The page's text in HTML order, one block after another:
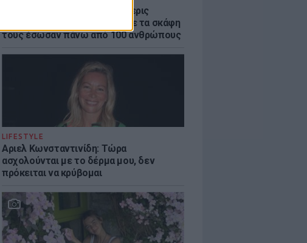
Φωτιά στο Ρέθυμνο: Οι τέσσερις
«ήρωες της θάλασσας» που με τα σκάφη
τους έσωσαν πάνω από 100 ανθρώπους
LIFESTYLE
Αριελ Κωνσταντινίδη: Τώρα
ασχολούνται με το δέρμα μου, δεν
πρόκειται να κρύβομαι